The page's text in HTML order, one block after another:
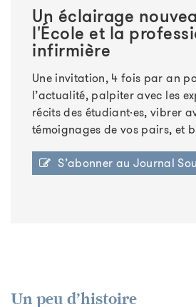
Un éclairage
l'École et la
infirmière
Une invitation, 4 fois par an
l’actualité, palpiter avec les
récits des étudiant·es, vibrer
témoignages de vos pairs, et
S’abonner au Journal
Un peu d’histoire